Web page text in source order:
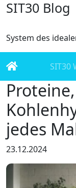
SIT30 Blog
System des
SIT30
jedes
23.12.2024